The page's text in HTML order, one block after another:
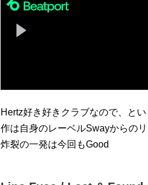
Hertz好き好きクラブなので、と
作は自身のレーベルSwayからの
炸裂の一発は今回もGood